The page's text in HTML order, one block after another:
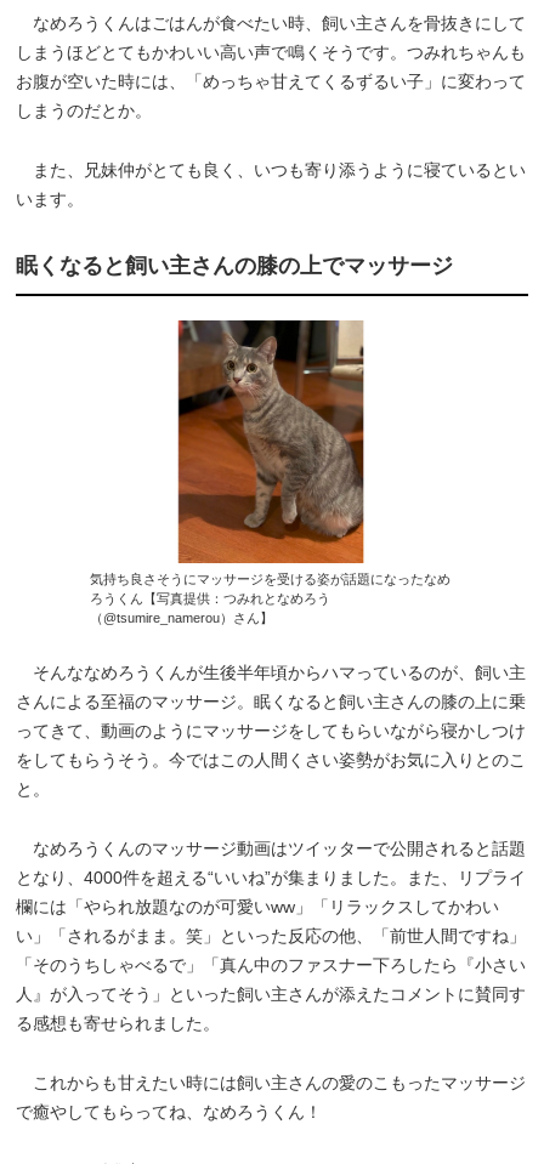
なめろうくんはごはんが食べたい時、飼い主さんを骨抜きにして
しまうほどとてもかわいい高い声で鳴くそうです。つみれちゃんも
お腹が空いた時には、「めっちゃ甘えてくるずるい子」に変わって
しまうのだとか。
また、兄妹仲がとても良く、いつも寄り添うように寝ているとい
います。
眠くなると飼い主さんの膝の上でマッサージ
気持ち良さそうにマッサージを受ける姿が話題になったなめ
ろうくん【写真提供：つみれとなめろう
（@tsumire_namerou）さん】
そんななめろうくんが生後半年頃からハマっているのが、飼い主
さんによる至福のマッサージ。眠くなると飼い主さんの膝の上に乗
ってきて、動画のようにマッサージをしてもらいながら寝かしつけ
をしてもらうそう。今ではこの人間くさい姿勢がお気に入りとのこ
と。
なめろうくんのマッサージ動画はツイッターで公開されると話題
となり、4000件を超える“いいね”が集まりました。また、リプライ
欄には「やられ放題なのが可愛いww」「リラックスしてかわい
い」「されるがまま。笑」といった反応の他、「前世人間ですね」
「そのうちしゃべるで」「真ん中のファスナー下ろしたら『小さい
人』が入ってそう」といった飼い主さんが添えたコメントに賛同す
る感想も寄せられました。
これからも甘えたい時には飼い主さんの愛のこもったマッサージ
で癒やしてもらってね、なめろうくん！